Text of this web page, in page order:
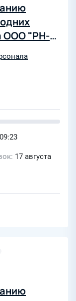
ООО "РН-
17 августа